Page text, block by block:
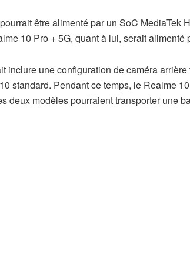
être alimenté par un SoC MediaTek
10 Pro + 5G, quant à lui, serait
inclure une configuration de caméra
standard. Pendant ce temps, le Realme
deux modèles pourraient transporter une